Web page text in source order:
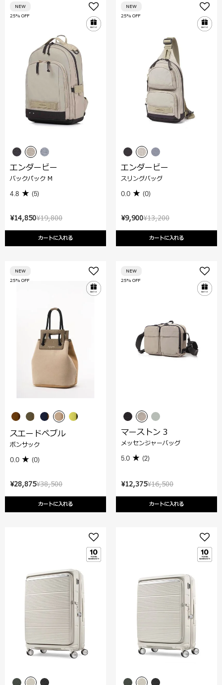
¥19,800
¥14,850
カートに入れる
25% OFF
NEW
エンダービー
バックパック M
4.8 (5)
¥13,200
¥9,900
カートに入れる
25% OFF
NEW
エンダービー
スリングバッグ
0.0 (0)
¥38,500
¥28,875
カートに入れる
25% OFF
NEW
スエードぺブル
ボンサック
0.0 (0)
¥16,500
¥12,375
カートに入れる
25% OFF
NEW
マーストン 3
メッセンジャーバッグ
5.0 (2)